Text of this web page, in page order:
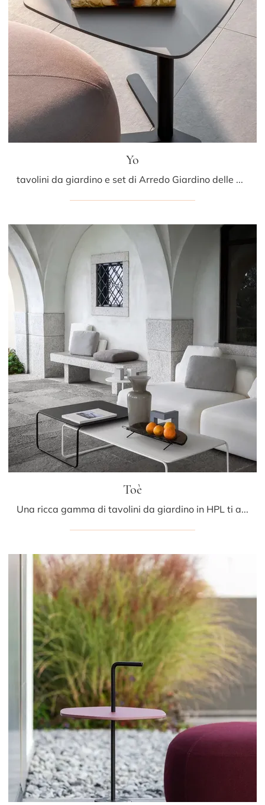
Yo
tavolini da giardino e set di Arredo Giardino delle migliori marche: ottieni informazioni sul modello Yo di LaPalma, clicca subito!
Toè
Una ricca gamma di tavolini da giardino in HPL ti attende nel nostro punto vendita: clicca e scopri il modello Toè di LaPalma.